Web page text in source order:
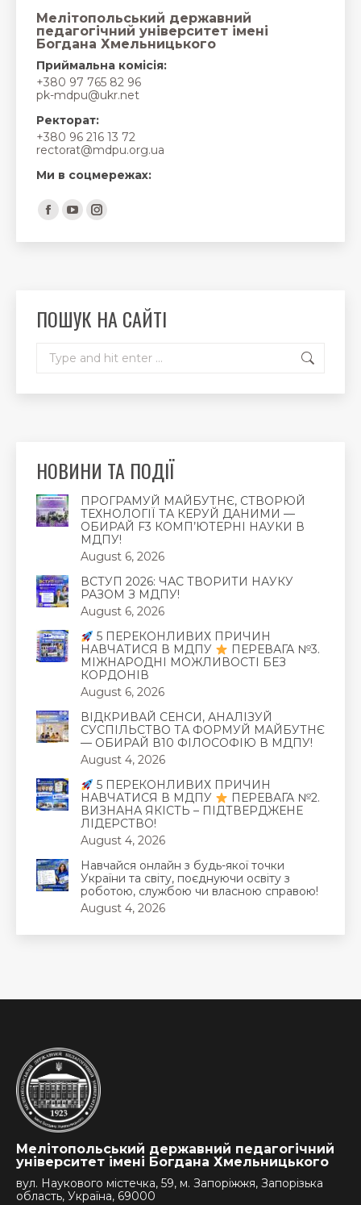
Мелітопольський державний
педагогічний університет імені
Богдана Хмельницького
Приймальна комісія:
+380 97 765 82 96
pk-mdpu@ukr.net
Ректорат:
+380 96 216 13 72
rectorat@mdpu.org.ua
Ми в соцмережах:
Find us on:
Facebook
page
window
YouTube
page
window
Instagram
page
window
ПОШУК НА САЙТІ
НОВИНИ ТА ПОДІЇ
ПРОГРАМУЙ МАЙБУТНЄ, СТВОРЮЙ
ТЕХНОЛОГІЇ ТА КЕРУЙ ДАНИМИ —
ОБИРАЙ F3 КОМП’ЮТЕРНІ НАУКИ В
МДПУ!
August 6, 2026
ВСТУП 2026: ЧАС ТВОРИТИ НАУКУ
РАЗОМ З МДПУ!
August 6, 2026
5 ПЕРЕКОНЛИВИХ ПРИЧИН
НАВЧАТИСЯ В МДПУ
ПЕРЕВАГА №3.
МІЖНАРОДНІ МОЖЛИВОСТІ БЕЗ
КОРДОНІВ
August 6, 2026
ВІДКРИВАЙ СЕНСИ, АНАЛІЗУЙ
СУСПІЛЬСТВО ТА ФОРМУЙ МАЙБУТНЄ
— ОБИРАЙ В10 ФІЛОСОФІЮ В МДПУ!
August 4, 2026
5 ПЕРЕКОНЛИВИХ ПРИЧИН
НАВЧАТИСЯ В МДПУ
ПЕРЕВАГА №2.
ВИЗНАНА ЯКІСТЬ – ПІДТВЕРДЖЕНЕ
ЛІДЕРСТВО!
August 4, 2026
Навчайся онлайн з будь-якої точки
України та світу, поєднуючи освіту з
роботою, службою чи власною справою!
August 4, 2026
Мелітопольський державний педагогічний
університет імені Богдана Хмельницького
вул. Наукового містечка, 59, м. Запоріжжя, Запорізька
область, Україна, 69000